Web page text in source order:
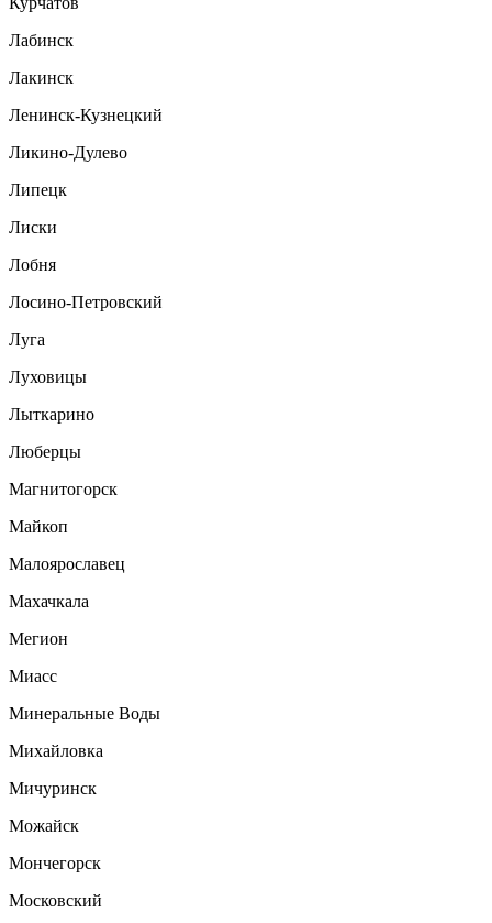
Лабинск
Лакинск
Ленинск-Кузнецкий
Ликино-Дулево
Липецк
Лиски
Лобня
Лосино-Петровский
Луга
Луховицы
Лыткарино
Люберцы
Магнитогорск
Майкоп
Малоярославец
Махачкала
Мегион
Миасс
Минеральные Воды
Михайловка
Мичуринск
Можайск
Мончегорск
Московский